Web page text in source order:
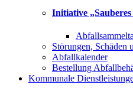
Initiative
Störungen, Schäden
Abfallkalender
Bestellung
Kommunale